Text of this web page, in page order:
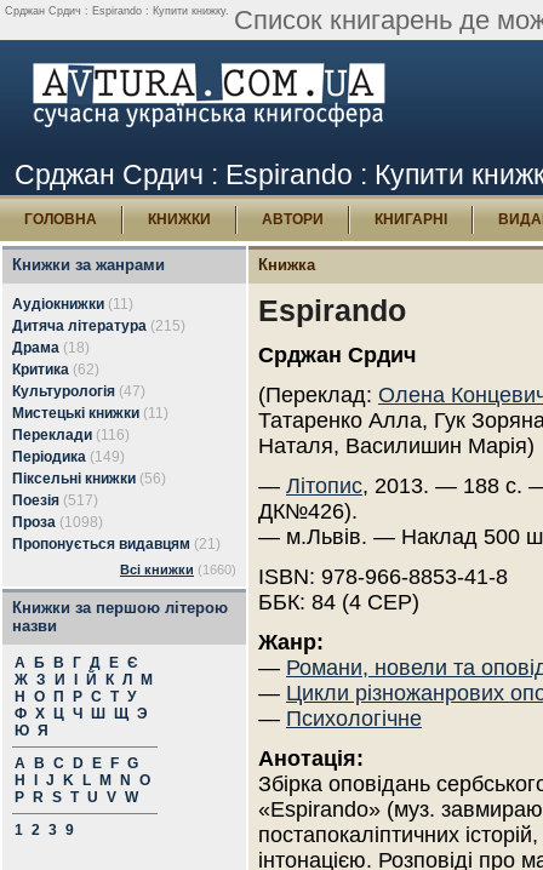
Срджан Срдич : Espirando : Купити книжку. Список книгарень де
Срджан Срдич : Espirando : Купити
ГОЛОВНА КНИЖКИ АВТОРИ КНИГАРНІ
Книжки за жанрами
Аудіокнижки (11)
Дитяча література (215)
Драма (18)
Критика (62)
Культурологія (47)
Мистецькі книжки (11)
Переклади (116)
Періодика (149)
Піксельні книжки (56)
Поезія (517)
Проза (1098)
Пропонується видавцям (21)
Всі книжки (1660)
Книжки за першою літерою
назви
А Б В Г Д Е Є
Ж З И Й К Л
М
Н
О П Р С Т У
Ф Х Ц Ч Ш Щ Э
Ю Я
A
B C D E F G
H
J K L M N
O
P
R S T U V W
1 2 3 9
Книжка
Espirando
Срджан Срдич
(Переклад: Олена
Татаренко Алла, Гук
Наталя, Василишин Марія)
— Літопис, 2013. — 188 с.
ДК№426).
— м.Львів. — Наклад 500
ISBN: 978-966-8853-41-8
ББК: 84 (4 СЕР)
Жанр:
— Романи, новели та
— Цикли різножанрових
— Психологічне
Анотація:
Збірка оповідань
«Espirando» (муз.
постапокаліптичних
інтонацією. Розповіді про